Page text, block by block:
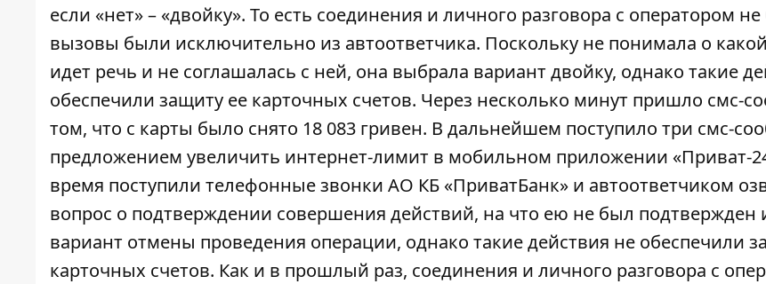
если «нет» – «двойку». То есть соединения и личного разговора с оператором
вызовы были исключительно из автоответчика. Поскольку не понимала о
идет речь и не соглашалась с ней, она выбрала вариант двойку, однако такие
обеспечили защиту ее карточных счетов. Через несколько минут пришло смс-
том, что с карты было снято 18 083 гривен. В дальнейшем поступило три смс-
предложением увеличить интернет-лимит в мобильном приложении «Приват-
время поступили телефонные звонки АО КБ «ПриватБанк» и автоответчиком
вопрос о подтверждении совершения действий, на что ею не был подтвержден
вариант отмены проведения операции, однако такие действия не обеспечили
карточных счетов. Как и в прошлый раз, соединения и личного разговора с